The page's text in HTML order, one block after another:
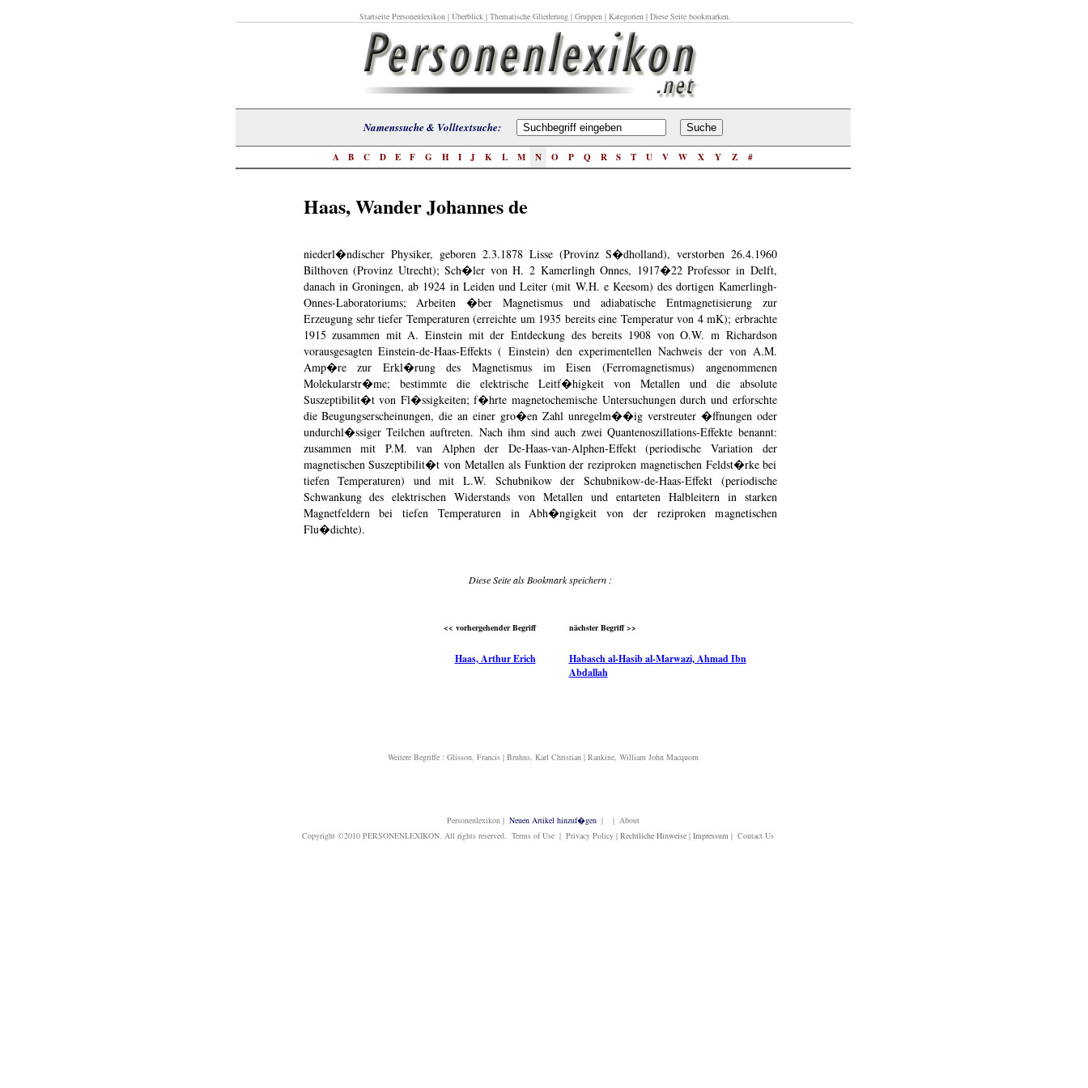
Startseite Personenlexikon| Überblick| Thematische Gliederung| Gruppen| Kategorien| Diese Seite bookmarken.
Namenssuche & Volltextsuche:
A B C D E F G H I J K L M N O P Q R S T U V W X Y Z #
Haas, Wander Johannes de
niederl�ndischer Physiker, geboren 2.3.1878 Lisse (Provinz S�dholland), verstorben 26.4.1960
Bilthoven (Provinz Utrecht); Sch�ler von H. 2 Kamerlingh Onnes, 1917�22 Professor in Delft,
danach in Groningen, ab 1924 in Leiden und Leiter (mit W.H. e Keesom) des dortigen Kamerlingh-
Onnes-Laboratoriums; Arbeiten �ber Magnetismus und adiabatische Entmagnetisierung zur
Erzeugung sehr tiefer Temperaturen (erreichte um 1935 bereits eine Temperatur von 4 mK); erbrachte
1915 zusammen mit A. Einstein mit der Entdeckung des bereits 1908 von O.W. m Richardson
vorausgesagten Einstein-de-Haas-Effekts ( Einstein) den experimentellen Nachweis der von A.M.
Amp�re zur Erkl�rung des Magnetismus im Eisen (Ferromagnetismus) angenommenen
Molekularstr�me; bestimmte die elektrische Leitf�higkeit von Metallen und die absolute
Suszeptibilit�t von Fl�ssigkeiten; f�hrte magnetochemische Untersuchungen durch und erforschte
die Beugungserscheinungen, die an einer gro�en Zahl unregelm��ig verstreuter �ffnungen oder
undurchl�ssiger Teilchen auftreten. Nach ihm sind auch zwei Quantenoszillations-Effekte benannt:
zusammen mit P.M. van Alphen der De-Haas-van-Alphen-Effekt (periodische Variation der
magnetischen Suszeptibilit�t von Metallen als Funktion der reziproken magnetischen Feldst�rke bei
tiefen Temperaturen) und mit L.W. Schubnikow der Schubnikow-de-Haas-Effekt (periodische
Schwankung des elektrischen Widerstands von Metallen und entarteten Halbleitern in starken
Magnetfeldern bei tiefen Temperaturen in Abh�ngigkeit von der reziproken magnetischen
Flu�dichte).
Diese Seite als Bookmark speichern :
<< vorhergehender Begriff nächster Begriff >>
Haas, Arthur Erich
Habasch al-Hasib al-Marwazi, Ahmad Ibn
Abdallah
Weitere Begriffe : Glisson, Francis| Bruhns, Karl Christian| Rankine, William John Macquorn
Personenlexikon| Neuen Artikel hinzuf�gen | | About
Copyright ©2010 PERSONENLEXIKON. All rights reserved. Terms of Use | Privacy Policy | Rechtliche Hinweise | Impressum | Contact Us